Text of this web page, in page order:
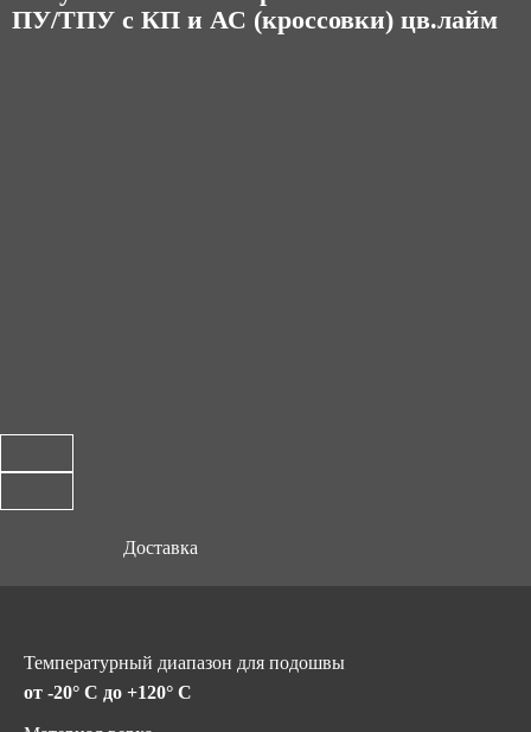
ПУ/ТПУ с КП и АС (кроссовки) цв.лайм
Доставка
Температурный диапазон для подошвы
от -20° C до +120° C